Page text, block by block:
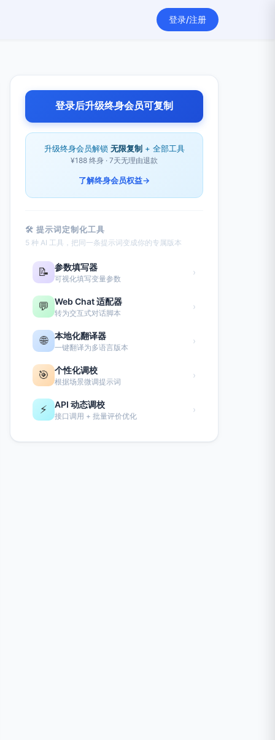
登录/注册
登录后升级终身会员可复制
升级终身会员解锁 无限复制 + 全部工具
¥188 终身 · 7天无理由退款
了解终身会员权益→
🛠 提示词定制化工具
5 种 AI 工具，把同一条提示词变成你的专属版本
📝 参数填写器
可视化填写变量参数
›
💬 Web Chat 适配器
转为交互式对话脚本
›
🌐 本地化翻译器
一键翻译为多语言版本
›
🎯 个性化调校
根据场景微调提示词
›
⚡ API 动态调校
接口调用 + 批量评价优化
›